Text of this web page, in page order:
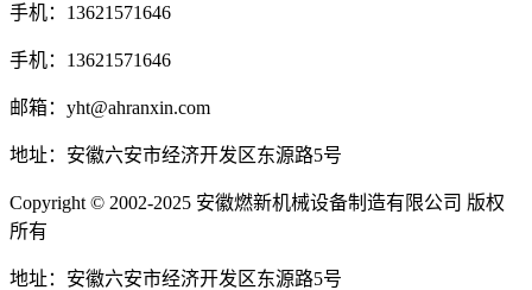
手机：13621571646
手机：13621571646
邮箱：yht@ahranxin.com
地址：安徽六安市经济开发区东源路5号
Copyright © 2002-2025 安徽燃新机械设备制造有限公司 版权
所有
地址：安徽六安市经济开发区东源路5号